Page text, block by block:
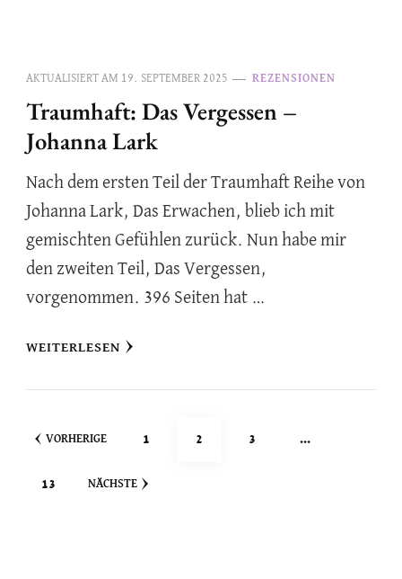
AKTUALISIERT AM 19. SEPTEMBER 2025 REZENSIONEN
Traumhaft: Das Vergessen –
Johanna Lark
Nach dem ersten Teil der Traumhaft Reihe von
Johanna Lark, Das Erwachen, blieb ich mit
gemischten Gefühlen zurück. Nun habe mir
den zweiten Teil, Das Vergessen,
vorgenommen. 396 Seiten hat …
WEITERLESEN
Seitennummerierung
der
VORHERIGE SEITE
1 SEITE
2 SEITE
3 …
SEITE
13 NÄCHSTE